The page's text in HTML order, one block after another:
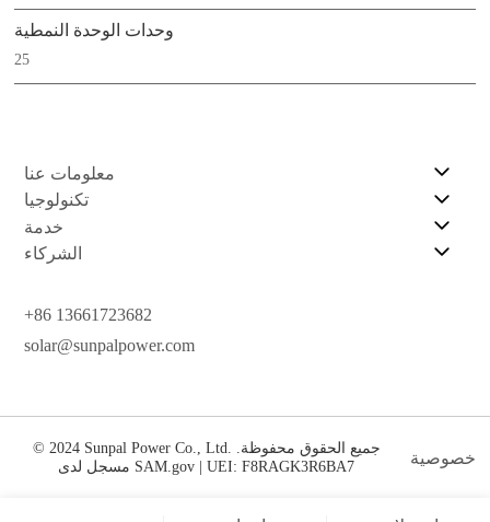
وحدات الوحدة النمطية
25
معلومات عنا
تكنولوجيا
خدمة
الشركاء
+86 13661723682
solar@sunpalpower.com
© 2024 Sunpal Power Co., Ltd. جميع الحقوق محفوظة.
مسجل لدى SAM.gov | UEI: F8RAGK3R6BA7
خصوصية